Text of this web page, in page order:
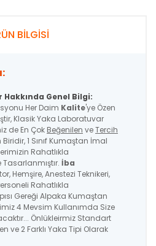
BİLGİSİ
Genel Bilgi:
Her Daim Kalite'ye Özen
Klasik Yaka Laboratuvar
de En Çok Beğenilen veTercih
1 Sınıf Kumaştan İmal
Rahatlıkla
İba
Hemşire, Anestezi Teknikeri,
Rahatlıkla
Gereği Alpaka Kumaştan
4 Mevsim Kullanımda Size
Önlükleirmiz Standart
ve 2 Farklı Yaka Tipi Olarak